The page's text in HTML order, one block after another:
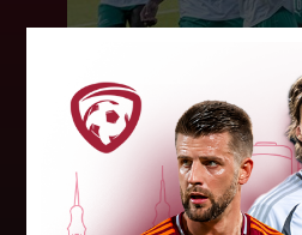
FK "Auda" pie
turpina baudīt
Otrdien Latvijas klubs FK
Konferences līgas
pirmo spēli, savu skatītāju